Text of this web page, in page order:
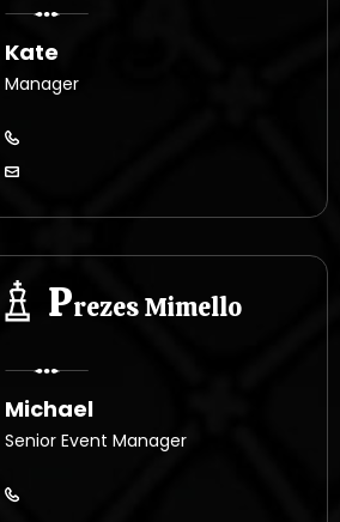
Kate
Manager
Prezes Mimello
Michael
Senior Event Manager